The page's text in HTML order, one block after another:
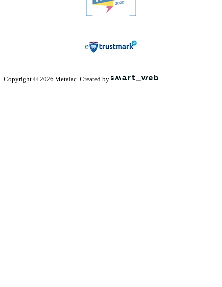
Copyright © 2026 Metalac. Created by